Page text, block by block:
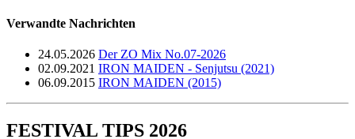
Verwandte Nachrichten
24.05.2026 Der ZO Mix No.07-2026
02.09.2021 IRON MAIDEN - Senjutsu (2021)
06.09.2015 IRON MAIDEN (2015)
FESTIVAL TIPS 2026